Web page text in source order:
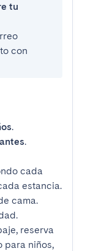
tu
con
.
.
cada
estancia.
cama.
reserva
para niños,